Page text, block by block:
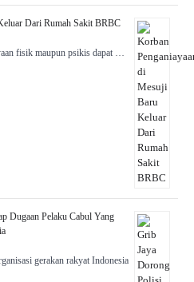
Dari Rumah Sakit BRBC
fisik maupun psikis dapat …
Dugaan Pelaku Cabul Yang
gerakan rakyat Indonesia